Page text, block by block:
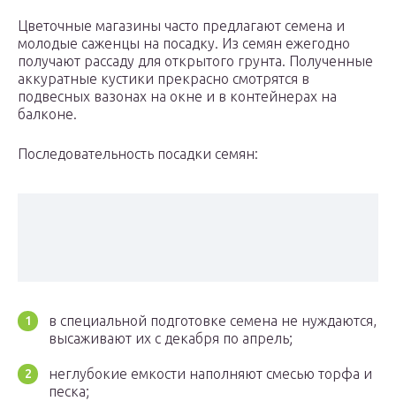
Цветочные магазины часто предлагают семена и
молодые саженцы на посадку. Из семян ежегодно
получают рассаду для открытого грунта. Полученные
аккуратные кустики прекрасно смотрятся в
подвесных вазонах на окне и в контейнерах на
балконе.
Последовательность посадки семян:
в специальной подготовке семена не нуждаются,
высаживают их с декабря по апрель;
неглубокие емкости наполняют смесью торфа и
песка;